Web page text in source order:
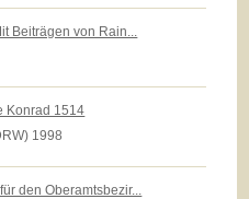
Beiträgen von Rain...
Konrad 1514
1998
den Oberamtsbezir...